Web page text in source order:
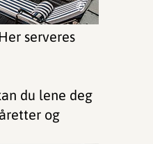
©
serveres
du lene deg
og